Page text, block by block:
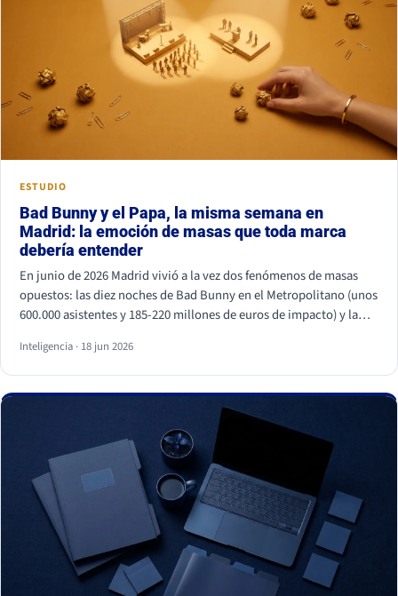
ESTUDIO
Bad Bunny y el Papa, la misma semana en
Madrid: la emoción de masas que toda marca
debería entender
En junio de 2026 Madrid vivió a la vez dos fenómenos de masas
opuestos: las diez noches de Bad Bunny en el Metropolitano (unos
600.000 asistentes y 185-220 millones de euros de impacto) y la
Bernabéu llenos. Superficies distintas, mismo motor: necesidades
humanas profundas (pertenencia, identidad, comunidad y
trascendencia). Para una marca, los dos enseñan lo mismo: la
emoción a escala no se fabrica, se entiende y se respeta, y entrar
en esos momentos sin criterio sale caro.
Inteligencia · 18 jun 2026